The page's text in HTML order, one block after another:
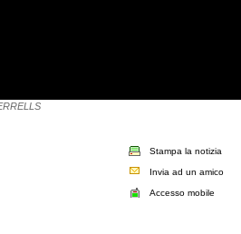
Stampa la notizia
Invia ad un amico
Accesso mobile